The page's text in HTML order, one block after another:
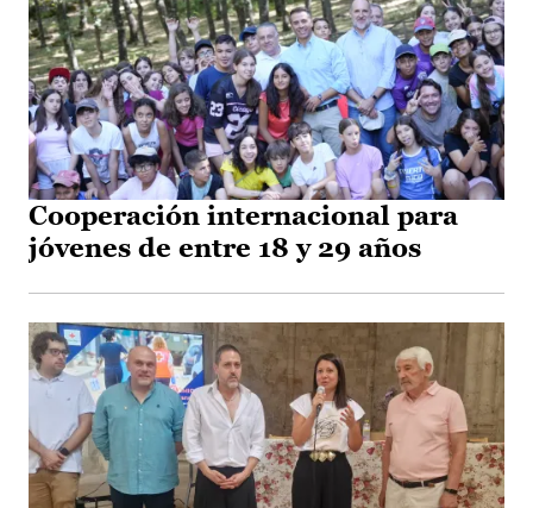
Cooperación internacional para
jóvenes de entre 18 y 29 años